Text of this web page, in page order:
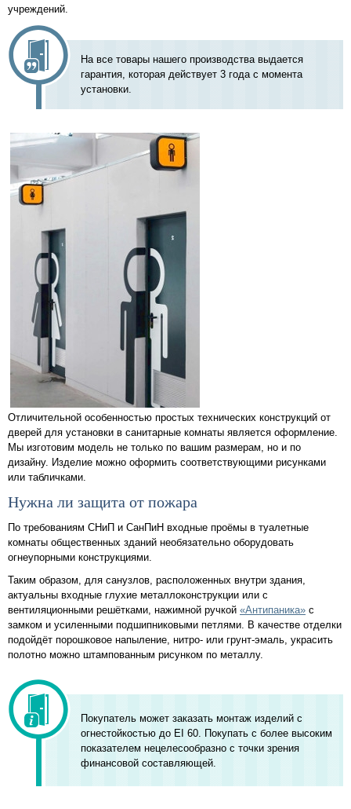
учреждений.
На все товары нашего производства выдается
гарантия, которая действует 3 года с момента
установки.
Отличительной особенностью простых технических конструкций от
дверей для установки в санитарные комнаты является оформление.
Мы изготовим модель не только по вашим размерам, но и по
дизайну. Изделие можно оформить соответствующими рисунками
или табличками.
Нужна ли защита от пожара
По требованиям СНиП и СанПиН входные проёмы в туалетные
комнаты общественных зданий необязательно оборудовать
огнеупорными конструкциями.
Таким образом, для санузлов, расположенных внутри здания,
актуальны входные глухие металлоконструкции или с
вентиляционными решётками, нажимной ручкой «Антипаника» с
замком и усиленными подшипниковыми петлями. В качестве отделки
подойдёт порошковое напыление, нитро- или грунт-эмаль, украсить
полотно можно штампованным рисунком по металлу.
Покупатель может заказать монтаж изделий с
огнестойкостью до EI 60. Покупать с более высоким
показателем нецелесообразно с точки зрения
финансовой составляющей.